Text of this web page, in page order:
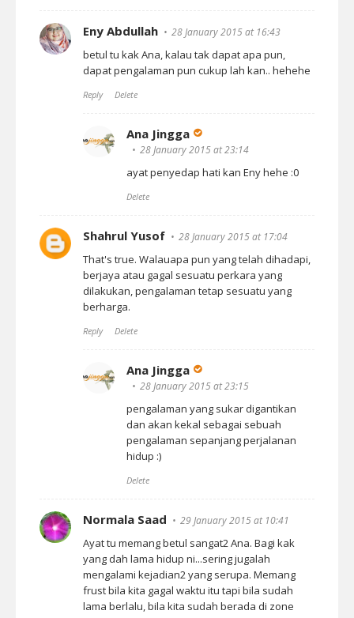
Eny Abdullah 28 January 2015 at 16:43
betul tu kak Ana, kalau tak dapat apa pun,
dapat pengalaman pun cukup lah kan.. hehehe
Reply Delete
Ana Jingga
28 January 2015 at 23:14
ayat penyedap hati kan Eny hehe :0
Delete
Shahrul Yusof 28 January 2015 at 17:04
That's true. Walauapa pun yang telah dihadapi,
berjaya atau gagal sesuatu perkara yang
dilakukan, pengalaman tetap sesuatu yang
berharga.
Reply Delete
Ana Jingga
28 January 2015 at 23:15
pengalaman yang sukar digantikan
dan akan kekal sebagai sebuah
pengalaman sepanjang perjalanan
hidup :)
Delete
Normala Saad 29 January 2015 at 10:41
Ayat tu memang betul sangat2 Ana. Bagi kak
yang dah lama hidup ni...sering jugalah
mengalami kejadian2 yang serupa. Memang
frust bila kita gagal waktu itu tapi bila sudah
lama berlalu, bila kita sudah berada di zone